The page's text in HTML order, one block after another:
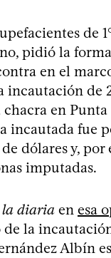
de
pidió la
en el
incautación de
en
incautada fue
dólares y, por
imputadas.
la diaria en esa
la
Albín